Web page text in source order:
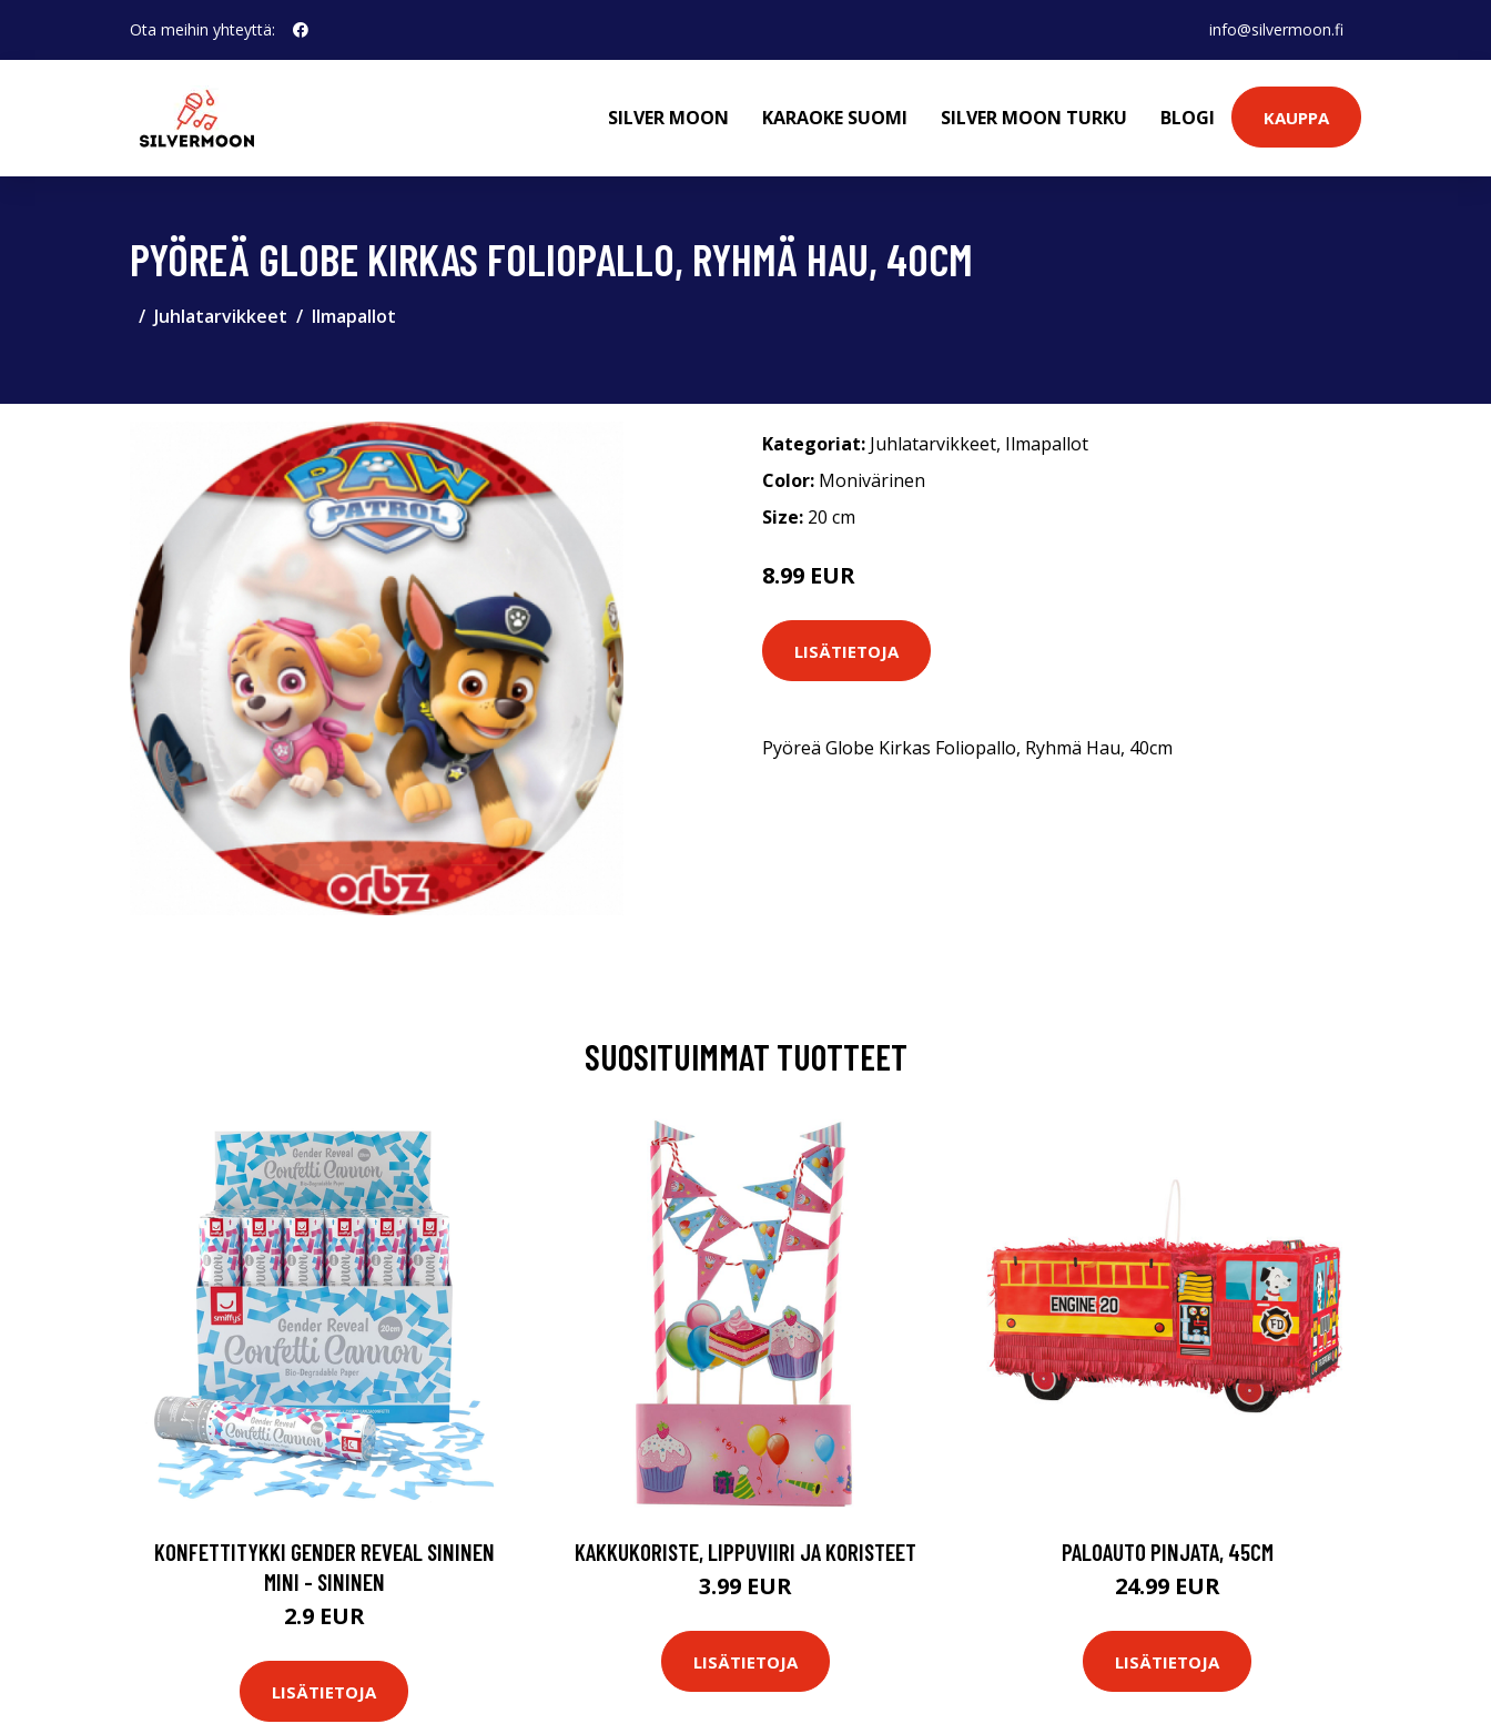
Ota meihin yhteyttä: info@silvermoon.fi
SILVER MOON KARAOKE SUOMI SILVER MOON TURKU BLOGI KAUPPA
PYÖREÄ GLOBE KIRKAS FOLIOPALLO, RYHMÄ HAU, 40CM
Juhlatarvikkeet Ilmapallot
Kategoriat: Juhlatarvikkeet, Ilmapallot
Color: Monivärinen
Size: 20 cm
8.99 EUR
LISÄTIETOJA
Pyöreä Globe Kirkas Foliopallo, Ryhmä Hau, 40cm
SUOSITUIMMAT TUOTTEET
KONFETTITYKKI GENDER REVEAL SININEN
MINI - SININEN
2.9 EUR
LISÄTIETOJA
KAKKUKORISTE, LIPPUVIIRI JA KORISTEET
3.99 EUR
LISÄTIETOJA
PALOAUTO PINJATA, 45CM
24.99 EUR
LISÄTIETOJA